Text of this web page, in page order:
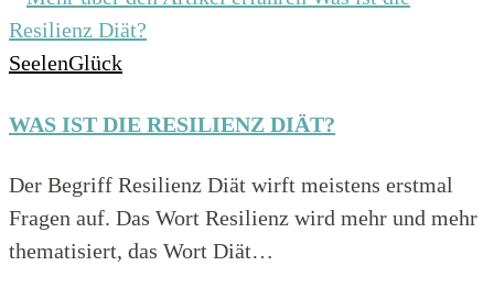
SeelenGlück
WAS IST DIE RESILIENZ DIÄT?
Der Begriff Resilienz Diät wirft meistens erstmal
Fragen auf. Das Wort Resilienz wird mehr und mehr
thematisiert, das Wort Diät…